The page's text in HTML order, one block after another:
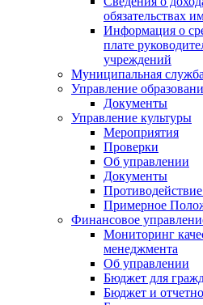
обязательствах
Информация о
плате
учреждений
Муниципальная служба
Управление
Документы
Управление культуры
Мероприятия
Проверки
Об управлении
Документы
Примерное
Финансовое
Мониторинг
менеджмента
Об управлении
Бюджет для
Бюджет и